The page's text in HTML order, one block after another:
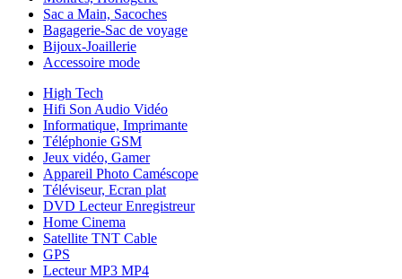
Sac a Main, Sacoches
Bagagerie-Sac de voyage
Bijoux-Joaillerie
Accessoire mode
High Tech
Hifi Son Audio Vidéo
Informatique, Imprimante
Téléphonie GSM
Jeux vidéo, Gamer
Appareil Photo Caméscope
Téléviseur, Ecran plat
DVD Lecteur Enregistreur
Home Cinema
Satellite TNT Cable
GPS
Lecteur MP3 MP4